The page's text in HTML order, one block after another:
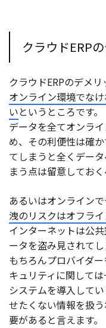
クラウドERP
クラウドERPのデメ
オンライン環境でな
いというところです。
データを全てオンラ
め、その利便性は確
てしまうと全くデー
まう点は留意しておく
あるいはオンライン
洩のリスクはオフラ
インターネットは公
ータを盗み見されて
もちろんプロバイダ
キュリティに関して
システムを導入して
せたくない情報を扱
要があると言えます。